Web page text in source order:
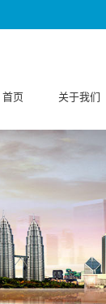
首页 关于我们